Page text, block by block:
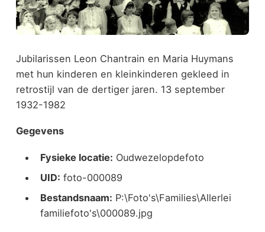
Jubilarissen Leon Chantrain en Maria Huymans
met hun kinderen en kleinkinderen gekleed in
retrostijl van de dertiger jaren. 13 september
1932-1982
Gegevens
Fysieke locatie: Oudwezelopdefoto
UID: foto-000089
Bestandsnaam: P:\Foto's\Families\Allerlei
familiefoto's\000089.jpg